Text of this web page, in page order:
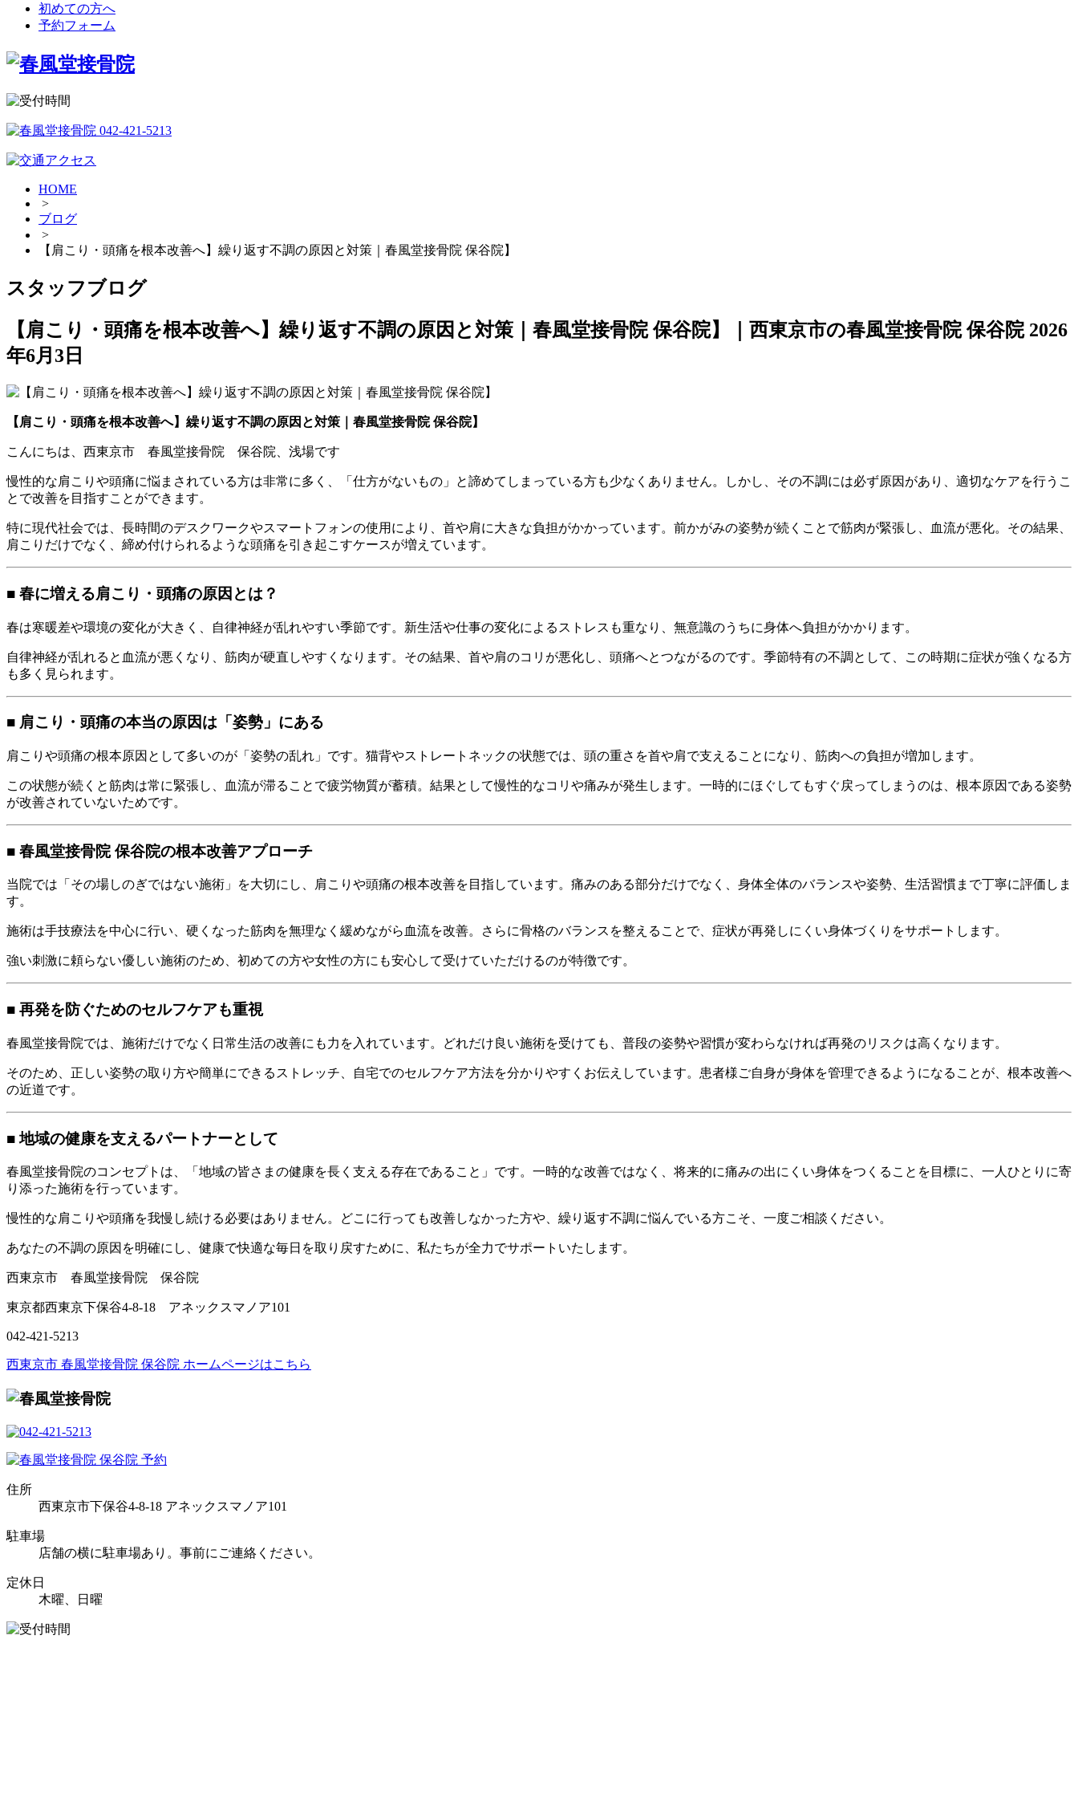
初めての方へ
予約フォーム
HOME
>
ブログ
>
【肩こり・頭痛を根本改善へ】繰り返す不調の原因と対策｜春風堂接骨院 保谷院】
スタッフブログ
【肩こり・頭痛を根本改善へ】繰り返す不調の原因と対策｜春風堂接骨院 保谷院】｜西東京市の春風堂接骨院 保谷院 2026
年6月3日
【肩こり・頭痛を根本改善へ】繰り返す不調の原因と対策｜春風堂接骨院 保谷院】
こんにちは、西東京市 春風堂接骨院 保谷院、浅場です
慢性的な肩こりや頭痛に悩まされている方は非常に多く、「仕方がないもの」と諦めてしまっている方も少なくありません。しかし、その不調には必ず原因があり、適切なケアを行うこ
とで改善を目指すことができます。
特に現代社会では、長時間のデスクワークやスマートフォンの使用により、首や肩に大きな負担がかかっています。前かがみの姿勢が続くことで筋肉が緊張し、血流が悪化。その結果、
肩こりだけでなく、締め付けられるような頭痛を引き起こすケースが増えています。
■ 春に増える肩こり・頭痛の原因とは？
春は寒暖差や環境の変化が大きく、自律神経が乱れやすい季節です。新生活や仕事の変化によるストレスも重なり、無意識のうちに身体へ負担がかかります。
自律神経が乱れると血流が悪くなり、筋肉が硬直しやすくなります。その結果、首や肩のコリが悪化し、頭痛へとつながるのです。季節特有の不調として、この時期に症状が強くなる方
も多く見られます。
■ 肩こり・頭痛の本当の原因は「姿勢」にある
肩こりや頭痛の根本原因として多いのが「姿勢の乱れ」です。猫背やストレートネックの状態では、頭の重さを首や肩で支えることになり、筋肉への負担が増加します。
この状態が続くと筋肉は常に緊張し、血流が滞ることで疲労物質が蓄積。結果として慢性的なコリや痛みが発生します。一時的にほぐしてもすぐ戻ってしまうのは、根本原因である姿勢
が改善されていないためです。
■ 春風堂接骨院 保谷院の根本改善アプローチ
当院では「その場しのぎではない施術」を大切にし、肩こりや頭痛の根本改善を目指しています。痛みのある部分だけでなく、身体全体のバランスや姿勢、生活習慣まで丁寧に評価しま
す。
施術は手技療法を中心に行い、硬くなった筋肉を無理なく緩めながら血流を改善。さらに骨格のバランスを整えることで、症状が再発しにくい身体づくりをサポートします。
強い刺激に頼らない優しい施術のため、初めての方や女性の方にも安心して受けていただけるのが特徴です。
■ 再発を防ぐためのセルフケアも重視
春風堂接骨院では、施術だけでなく日常生活の改善にも力を入れています。どれだけ良い施術を受けても、普段の姿勢や習慣が変わらなければ再発のリスクは高くなります。
そのため、正しい姿勢の取り方や簡単にできるストレッチ、自宅でのセルフケア方法を分かりやすくお伝えしています。患者様ご自身が身体を管理できるようになることが、根本改善へ
の近道です。
■ 地域の健康を支えるパートナーとして
春風堂接骨院のコンセプトは、「地域の皆さまの健康を長く支える存在であること」です。一時的な改善ではなく、将来的に痛みの出にくい身体をつくることを目標に、一人ひとりに寄
り添った施術を行っています。
慢性的な肩こりや頭痛を我慢し続ける必要はありません。どこに行っても改善しなかった方や、繰り返す不調に悩んでいる方こそ、一度ご相談ください。
あなたの不調の原因を明確にし、健康で快適な毎日を取り戻すために、私たちが全力でサポートいたします。
西東京市 春風堂接骨院 保谷院
東京都西東京下保谷4-8-18 アネックスマノア101
042-421-5213
西東京市 春風堂接骨院 保谷院 ホームページはこちら
住所
西東京市下保谷4-8-18 アネックスマノア101
駐車場
店舗の横に駐車場あり。事前にご連絡ください。
定休日
木曜、日曜